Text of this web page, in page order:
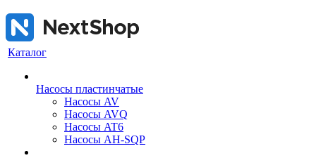
Каталог
Насосы пластинчатые
Насосы AV
Насосы AVQ
Насосы AT6
Насосы AH-SQP